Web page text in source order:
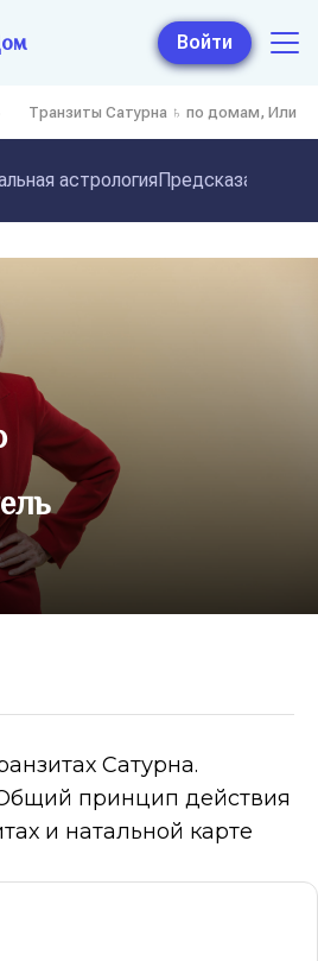
Войти
Транзиты Сатурна ♄ по домам, Или
астрология
Сатурна.
принцип действия
и натальной карте